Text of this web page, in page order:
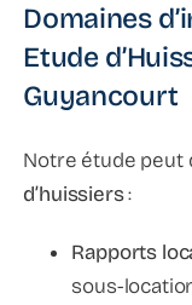
Domaines
Etude
Guyancourt
Notre étude peut
d’huissiers:
Rapports
sous-